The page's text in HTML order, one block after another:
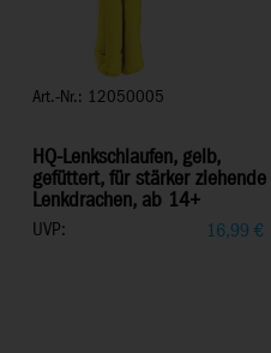
Art.-Nr.: 12050005
HQ-Lenkschlaufen, gelb,
gefüttert, für stärker ziehende
Lenkdrachen, ab 14+
UVP: 16,99 €